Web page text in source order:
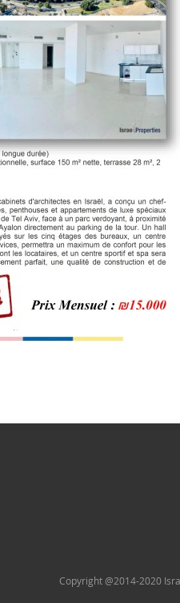
Copyright @2014-2020